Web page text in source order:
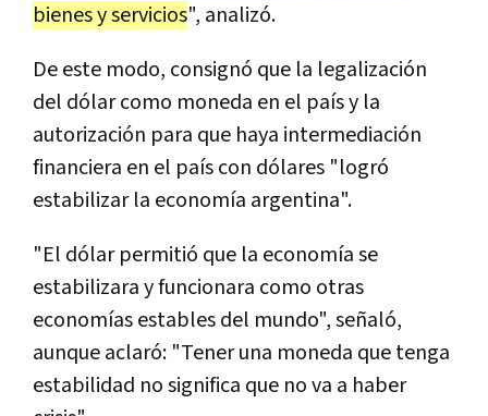
bienes y servicios", analizó.
De este modo, consignó que la legalización
del dólar como moneda en el país y la
autorización para que haya intermediación
financiera en el país con dólares "logró
estabilizar la economía argentina".
"El dólar permitió que la economía se
estabilizara y funcionara como otras
economías estables del mundo", señaló,
aunque aclaró: "Tener una moneda que tenga
estabilidad no significa que no va a haber